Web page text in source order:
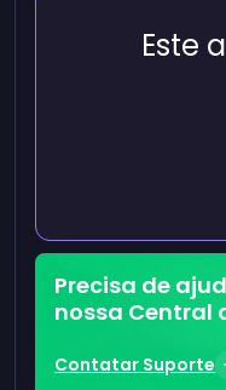
Este
Precisa de
nossa Central
Contatar Suporte